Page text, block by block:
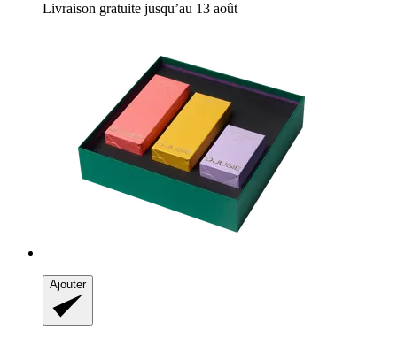
Livraison gratuite jusqu’au 13 août
Ajouter